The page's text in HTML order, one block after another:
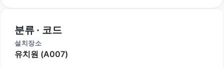
분류 · 코드
설치장소
유치원 (A007)